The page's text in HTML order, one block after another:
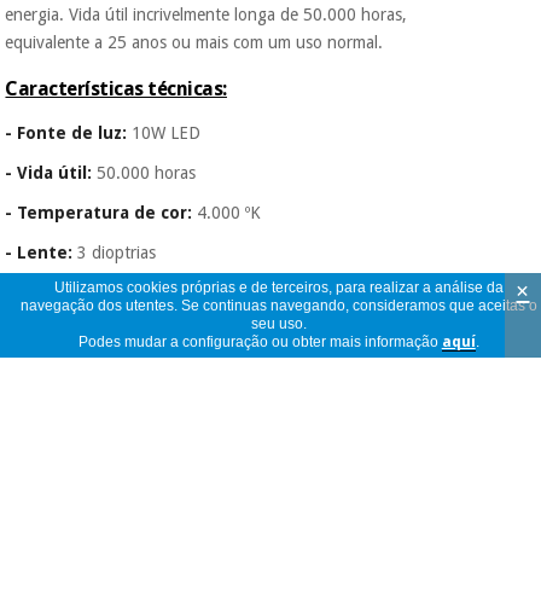
energia. Vida útil incrivelmente longa de 50.000 horas,
equivalente a 25 anos ou mais com um uso normal.
Características técnicas:
- Fonte de luz: 10W LED
- Vida útil: 50.000 horas
- Temperatura de cor: 4.000 ºK
- Lente:3 dioptrias
- Diâmetro de lente:127 mm
- Longitude do braço: 105 cm
Utilizamos cookies próprias e de terceiros, para realizar a análise da
navegação dos utentes. Se continuas navegando, consideramos que aceitas o
seu uso.
Podes mudar a configuração ou obter mais informação aquí.
×